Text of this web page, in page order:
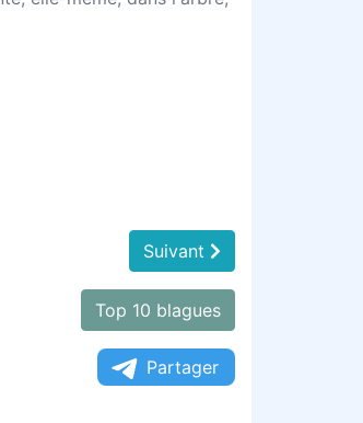
Suivant
Top 10 blagues
Partager